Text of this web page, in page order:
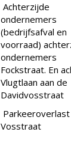
Achterzijde
ondernemers
(bedrijfsafval en
voorraad)
ondernemers
Fockstraat. En
Vlugtlaan aan de
Davidvosstraat
Vosstraat